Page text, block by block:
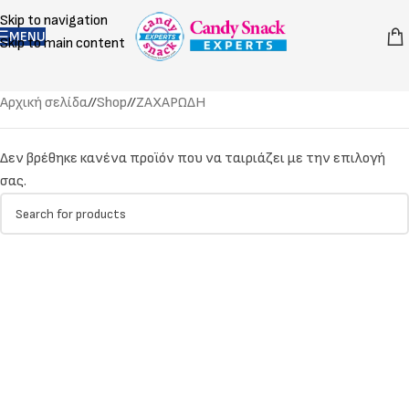
Skip to navigation
Skip to main content
MENU
Αρχική σελίδα/ Shop/ ΖΑΧΑΡΩΔΗ
Δεν βρέθηκε κανένα προϊόν που να ταιριάζει με την επιλογή
σας.